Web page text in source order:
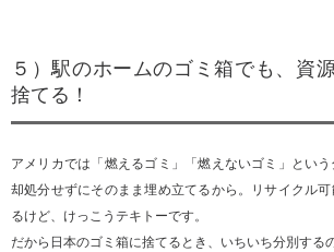
５）駅のホームのゴミ箱でも、資
捨てる！
アメリカでは「燃えるゴミ」「燃えないゴミ」とい
却処分せずにそのまま埋め立てるから。リサイクル
るけど、けっこうテキトーです。
だから日本のゴミ箱に捨てるとき、いちいち分別する